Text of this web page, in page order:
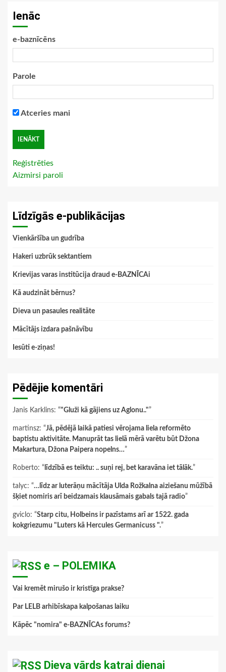
Ienāc
e-baznīcēns
Parole
Atceries mani
Reģistrēties
Aizmirsi paroli
Līdzīgās e-publikācijas
Vienkāršība un gudrība
Hakeri uzbrūk sektantiem
Krievijas varas institūcija draud e-BAZNĪCAi
Kā audzināt bērnus?
Dieva un pasaules realitāte
Mācītājs izdara pašnāvību
Iesūti e-ziņas!
Pēdējie komentāri
Janis Karklins: “"Gluži kā gājiens uz Aglonu.."”
martinsz: “Jā, pēdējā laikā patiesi vērojama liela reformēto
baptistu aktivitāte. Manuprāt tas lielā mērā varētu būt Džona
Makartura, Džona Paipera nopelns…”
Roberto: “ līdzībā es teiktu: .. suņi rej, bet karavāna iet tālāk.”
talyc: “…līdz ar luterāņu mācītāja Ulda Rožkalna aiziešanu mūžībā
šķiet nomiris arī beidzamais klausāmais gabals tajā radio”
gviclo: “Starp citu, Holbeins ir pazīstams arī ar 1522. gada
kokgriezumu "Luters kā Hercules Germanicuss ".”
e – POLEMIKA
Vai kremēt mirušo ir kristīga prakse?
Par LELB arhibīskapa kalpošanas laiku
Kāpēc "nomira" e-BAZNĪCAs forums?
Dieva vārds katrai dienai